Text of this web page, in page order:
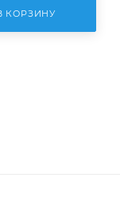
КОРЗИНУ